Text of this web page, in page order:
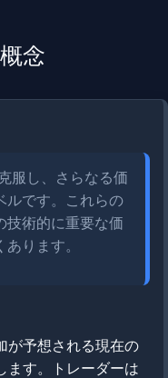
念
服し、さらなる価
ルです。これらの
技術的に重要な価
ります。
が予想される現在の
ます。トレーダーは